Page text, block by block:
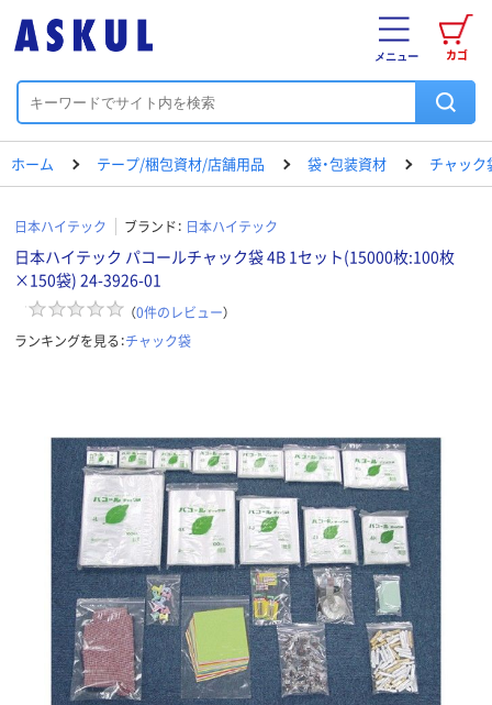
カゴ
メニュー
ホーム テープ/梱包資材/店舗用品 袋・包装資材 チャック
日本ハイテック ブランド： 日本ハイテック
日本ハイテック パコールチャック袋 4B 1セット(15000枚:100枚
×150袋) 24-3926-01
（0件のレビュー）
ランキングを見る：チャック袋